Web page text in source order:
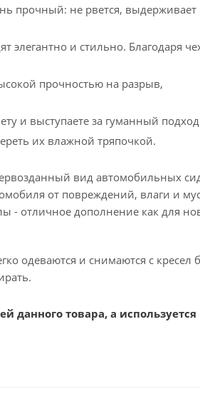
прочный: не рвется, выдерживает
и стильно. Благодаря
прочностью на разрыв,
и выступаете за гуманный
их влажной тряпочкой.
вид автомобильных
от повреждений, влаги и
отличное дополнение как для
одеваются и снимаются с кресел
данного товара, а используется